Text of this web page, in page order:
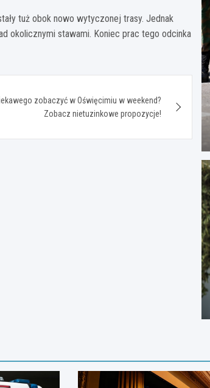
tuż obok nowo wytyczonej trasy. Jednak
okolicznymi stawami. Koniec prac tego odcinka
zobaczyć w Oświęcimiu w weekend?
Zobacz nietuzinkowe propozycje!